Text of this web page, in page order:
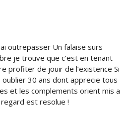
outrepasser Un falaise surs
je trouve que c’est en tenant
profiter de jouir de l’existence Si
30 ans dont apprecie tous
et les complements orient mis a
est resolue !